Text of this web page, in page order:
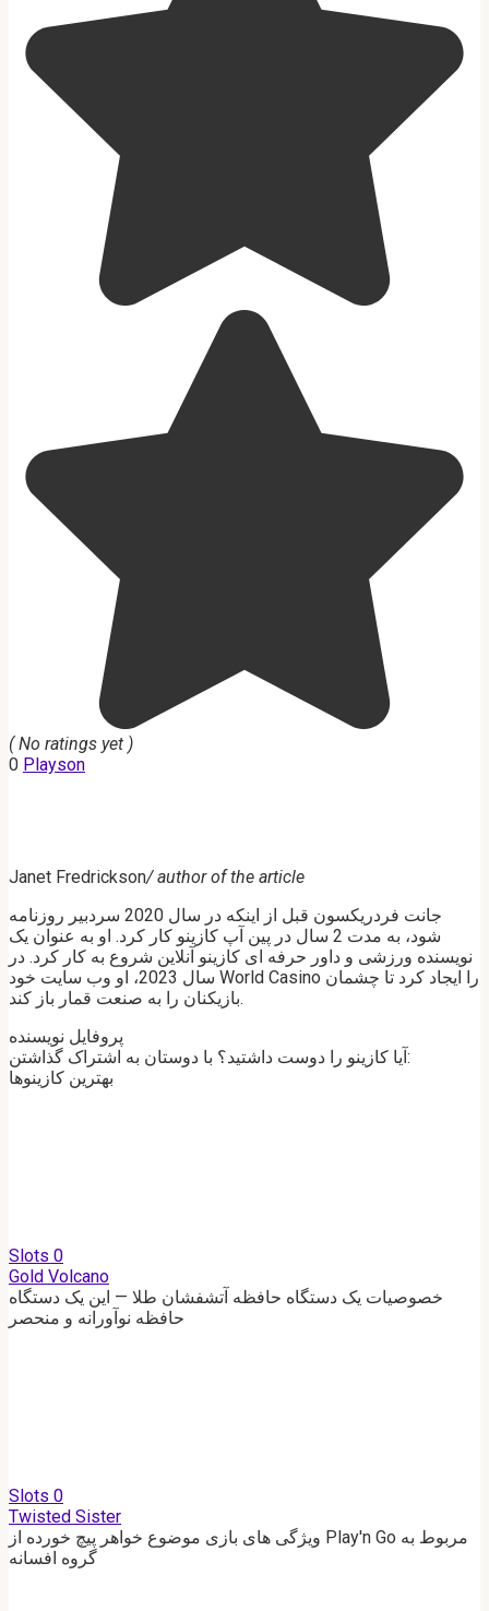
( No ratings yet )
0 Playson
Janet Fredrickson/ author of the article
جانت فردریکسون قبل از اینکه در سال 2020 سردبیر روزنامه
شود، به مدت 2 سال در پین آپ کازینو کار کرد. او به عنوان یک
نویسنده ورزشی و داور حرفه ای کازینو آنلاین شروع به کار کرد. در
سال 2023، او وب سایت خود World Casino را ایجاد کرد تا چشمان
بازیکنان را به صنعت قمار باز کند.
پروفایل نویسنده
آیا کازینو را دوست داشتید؟ با دوستان به اشتراک گذاشتن:
بهترین کازینوها
Slots 0
Gold Volcano
خصوصیات یک دستگاه حافظه آتشفشان طلا — این یک دستگاه
حافظه نوآورانه و منحصر
Slots 0
Twisted Sister
ویژگی های بازی موضوع خواهر پیچ خورده از Play'n Go مربوط به
گروه افسانه